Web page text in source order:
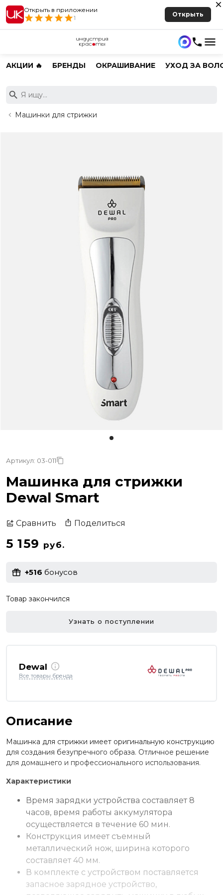
Открыть в приложении
1
Открыть
АКЦИИ 🔥 БРЕНДЫ ОКРАШИВАНИЕ УХОД ЗА
Машинки для стрижки
Артикул: 03-011
Машинка для стрижки
Dewal Smart
Сравнить Поделиться
5 159 руб.
+516 бонусов
Товар закончился
Узнать о поступлении
Dewal
Все товары бренда
Описание
Машинка для стрижки имеет оригинальную конструкцию
для создания безупречного образа. Отличное решение
для домашнего и профессионального использования.
Характеристики
Время зарядки устройства составляет 8
часов, время работы аккумулятора
осуществляется в течение 60 мин.
Конструкция имеет съемный
металлический нож, ширина которого
составляет 40 мм.
В комплекте с устройством поставляется
запасное зарядное устройство,